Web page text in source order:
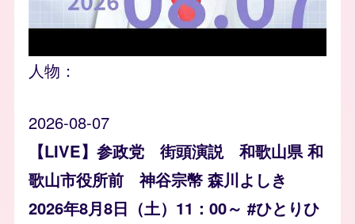
人物：
2026-08-07
【LIVE】参政党 街頭演説 和歌山県 和
歌山市役所前 神谷宗幣 森川よしき
2026年8月8日（土）11：00～ #ひとりひ